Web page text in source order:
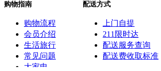
购物指南
购物流程
会员介绍
生活旅行
常见问题
大家电
配送方式
上门自提
211限时达
配送服务查询
配送费收取标准